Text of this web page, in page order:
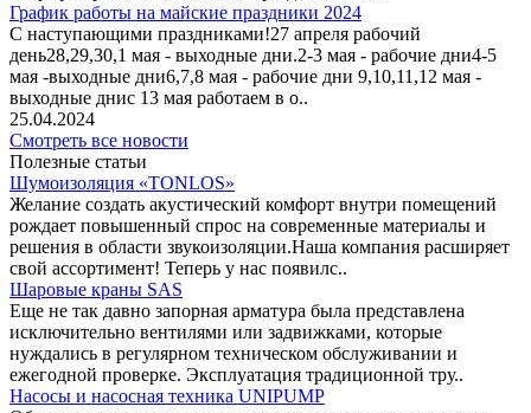
График работы на майские праздники 2024
С наступающими праздниками!27 апреля рабочий
день28,29,30,1 мая - выходные дни.2-3 мая - рабочие дни4-5
мая -выходные дни6,7,8 мая - рабочие дни 9,10,11,12 мая -
выходные днис 13 мая работаем в о..
25.04.2024
Смотреть все новости
Полезные статьи
Шумоизоляция «TONLOS»
Желание создать акустический комфорт внутри помещений
рождает повышенный спрос на современные материалы и
решения в области звукоизоляции.Наша компания расширяет
свой ассортимент! Теперь у нас появилс..
Шаровые краны SAS
Еще не так давно запорная арматура была представлена
исключительно вентилями или задвижками, которые
нуждались в регулярном техническом обслуживании и
ежегодной проверке. Эксплуатация традиционной тру..
Насосы и насосная техника UNIPUMP